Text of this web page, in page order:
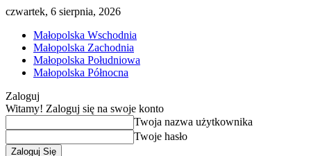
czwartek, 6 sierpnia, 2026
Małopolska Wschodnia
Małopolska Zachodnia
Małopolska Południowa
Małopolska Północna
Zaloguj
Witamy! Zaloguj się na swoje konto
Twoja nazwa użytkownika
Twoje hasło